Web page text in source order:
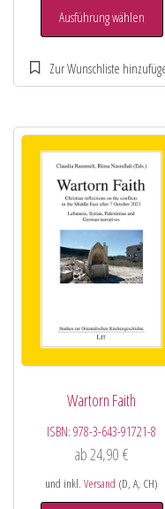
Ausführung wählen
Wartorn Faith
ISBN:978-3-643-91721-8
ab24,90€
und inkl.Versand (D, A, CH)